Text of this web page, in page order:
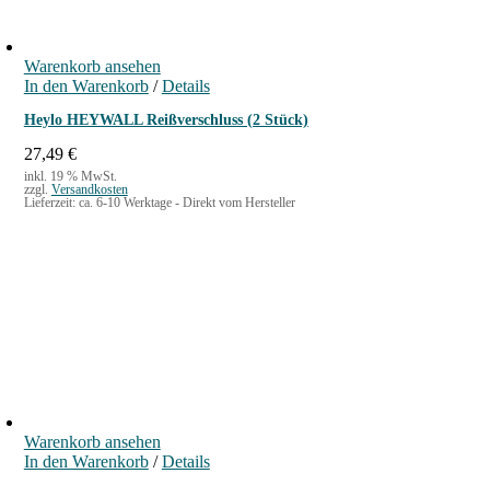
Warenkorb ansehen
In den Warenkorb / Details
Heylo HEYWALL Reißverschluss (2 Stück)
27,49 €
inkl. 19 % MwSt.
zzgl. Versandkosten
Lieferzeit: ca. 6-10 Werktage - Direkt vom Hersteller
Warenkorb ansehen
In den Warenkorb / Details